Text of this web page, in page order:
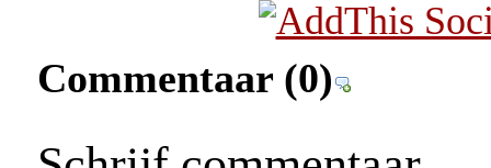
Commentaar (0)